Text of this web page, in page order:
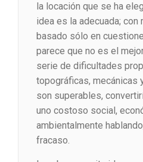
la locación que se ha
idea es la adecuada; con
basado sólo en
parece que no es el
serie de dificultades
topográficas, mecánicas
son superables,
uno costoso social,
ambientalmente
fracaso.